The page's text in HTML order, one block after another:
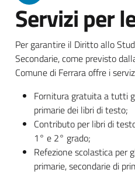
Servizi per
Per garantire il Diritto allo
Secondarie, come previsto
Comune di Ferrara offre i
Fornitura gratuita a tutti
primarie dei libri di testo;
Contributo per libri di
1° e 2° grado;
Refezione scolastica per
primarie, secondarie di